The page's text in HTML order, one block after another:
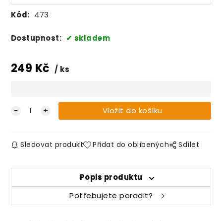
Kód: 473
Dostupnost: skladem
249 Kč ks
Sledovat produkt Přidat do oblíbených Sdílet
Popis produktu
Potřebujete poradit?